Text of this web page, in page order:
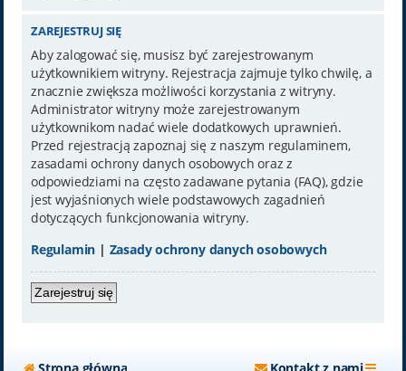
ZAREJESTRUJ SIĘ
Aby zalogować się, musisz być zarejestrowanym
użytkownikiem witryny. Rejestracja zajmuje tylko chwilę, a
znacznie zwiększa możliwości korzystania z witryny.
Administrator witryny może zarejestrowanym
użytkownikom nadać wiele dodatkowych uprawnień.
Przed rejestracją zapoznaj się z naszym regulaminem,
zasadami ochrony danych osobowych oraz z
odpowiedziami na często zadawane pytania (FAQ), gdzie
jest wyjaśnionych wiele podstawowych zagadnień
dotyczących funkcjonowania witryny.
Regulamin | Zasady ochrony danych osobowych
Zarejestruj się
Strona główna Kontakt z nami